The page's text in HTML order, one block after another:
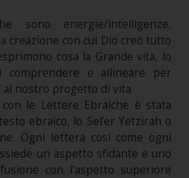
sono energie/intelligenze,
creazione con cui Dio creò tutto
cosa la Grande vita, lo
comprendere e allineare per
al nostro progetto di vita.
le Lettere Ebraiche è stata
ebraico, lo Sefer Yetzirah o
Ogni lettera così come ogni
un aspetto sfidante e uno
con l’aspetto superiore